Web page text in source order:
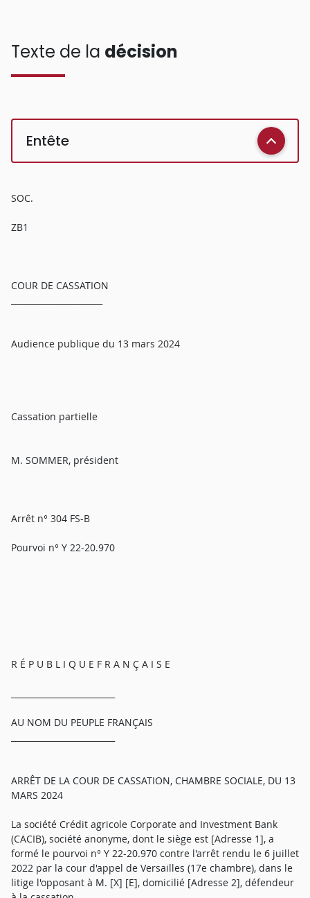
Texte de la décision
Entête
SOC.
ZB1
COUR DE CASSATION
Audience publique du 13 mars 2024
Cassation partielle
M. SOMMER, président
Arrêt n° 304 FS-B
Pourvoi n° Y 22-20.970
R É P U B L I Q U E F R A N Ç A I S E
AU NOM DU PEUPLE FRANÇAIS
ARRÊT DE LA COUR DE CASSATION, CHAMBRE SOCIALE, DU 13
MARS 2024
La société Crédit agricole Corporate and Investment Bank
(CACIB), société anonyme, dont le siège est [Adresse 1], a
formé le pourvoi n° Y 22-20.970 contre l'arrêt rendu le 6 juillet
2022 par la cour d'appel de Versailles (17e chambre), dans le
litige l'opposant à M. [X] [E], domicilié [Adresse 2], défendeur